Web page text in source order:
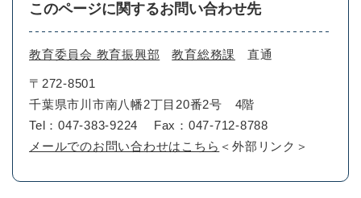
このページに関するお問い合わせ先
教育委員会 教育振興部 教育総務課 直通
〒272-8501
千葉県市川市南八幡2丁目20番2号 4階
Tel：047-383-9224
Fax：047-712-8788
メールでのお問い合わせはこちら ＜外部リンク＞